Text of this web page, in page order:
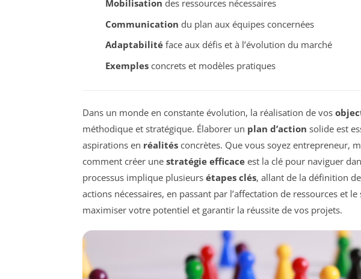
Mobilisation des ressources nécessaires
Communication du plan aux équipes concernées
Adaptabilitéface aux défis et à l’évolution du marché
Exemplesconcrets et modèles pratiques
Dans un monde en constante évolution, la réalisation de vos
méthodique et stratégique. Élaborer un plan d’action solide est
aspirations en réalités concrètes. Que vous soyez entrepreneur,
comment créer une stratégie efficace est la clé pour naviguer
processus implique plusieurs étapes clés, allant de la définition
actions nécessaires, en passant par l’affectation de ressources et
maximiser votre potentiel et garantir la réussite de vos projets.